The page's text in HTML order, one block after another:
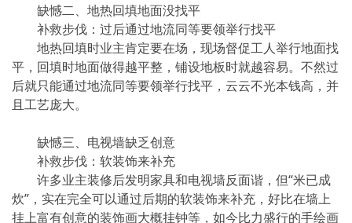
缺憾二、地热回填地面没找平
补救步伐：过后通过地流同等要领举行找平
地热回填时业主肯定要在场，现场督促工人举行地面找
平，回填时地面做得越平整，铺设地板时就越容易。不然过
后就只能通过地流同等要领举行找平，云云不光本钱高，并
且工艺庞大。
缺憾三、电视墙缺乏创意
补救步伐：软装饰来补充
许多业主装修后发明家具和电视墙反面谐，但“米已成
炊”，实在完全可以通过后期的软装饰来补充，好比在墙上
挂上富有创意的装饰画大概挂钟等，如今比力盛行的手绘画